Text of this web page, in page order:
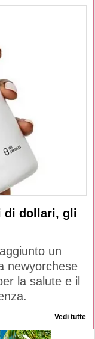
di dollari, gli
un
newyorchese
la salute e il
Vedi tutte